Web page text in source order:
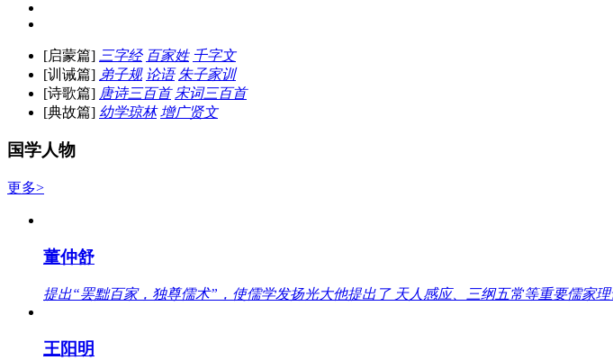
[启蒙篇] 三字经 百家姓 千字文
[训诫篇] 弟子规 论语 朱子家训
[诗歌篇] 唐诗三百首 宋词三百首
[典故篇] 幼学琼林 增广贤文
国学人物
更多>
董仲舒
提出“罢黜百家，独尊儒术”，使儒学发扬光大他提出了 天人感应、三纲五常等重要儒家理
王阳明